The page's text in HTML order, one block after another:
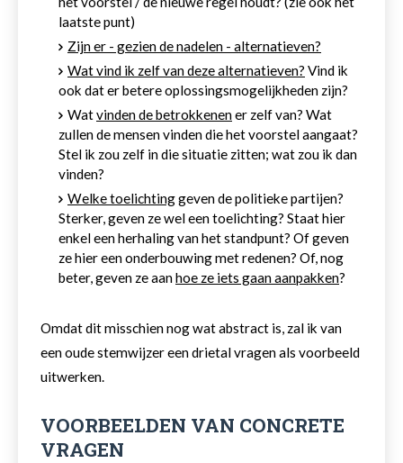
laatste punt)
Zijn er - gezien de nadelen - alternatieven?
Wat vind ik zelf van deze alternatieven? Vind ik
ook dat er betere oplossingsmogelijkheden zijn?
Watvinden de betrokkenener zelf van? Wat
zullen de mensen vinden die het voorstel aangaat?
Stel ik zou zelf in die situatie zitten; wat zou ik dan
vinden?
Welke toelichtinggeven de politieke partijen?
Sterker, geven ze wel een toelichting? Staat hier
enkel een herhaling van het standpunt? Of geven
ze hier een onderbouwing met redenen? Of, nog
beter, geven ze aanhoe ze iets gaan aanpakken?
Omdat dit misschien nog wat abstract is, zal ik van
een oude stemwijzer een drietal vragen als voorbeeld
uitwerken.
VOORBEELDEN VAN CONCRETE
VRAGEN